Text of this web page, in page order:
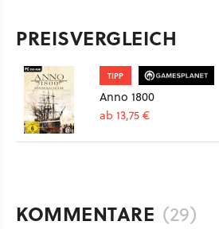
PREISVERGLEICH
TIPP
Anno 1800
ab 13,75 €
KOMMENTARE (29)